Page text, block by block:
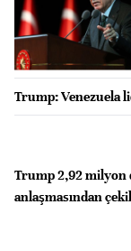
Trump: Venezuela
Trump 2,92 milyon
anlaşmasından